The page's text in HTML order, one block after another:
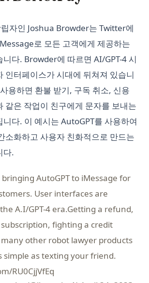
자인 Joshua Browder는 Twitter에
로 모든 고객에게 제공하는
니다. Browder에 따르면 AI/GPT-4 시
인터페이스가 시대에 뒤쳐져 있습니
용하면 환불 받기, 구독 취소, 신용
같은 작업이 친구에게 문자를 보내는
다. 이 예시는 AutoGPT를 사용하여
소화하고 사용자 친화적으로 만드는
다.
bringing AutoGPT to iMessage for
User interfaces are
A.I/GPT-4 era.Getting a refund,
fighting a credit
other robot lawyer products
simple as texting your friend.
RU0CjjVfEq